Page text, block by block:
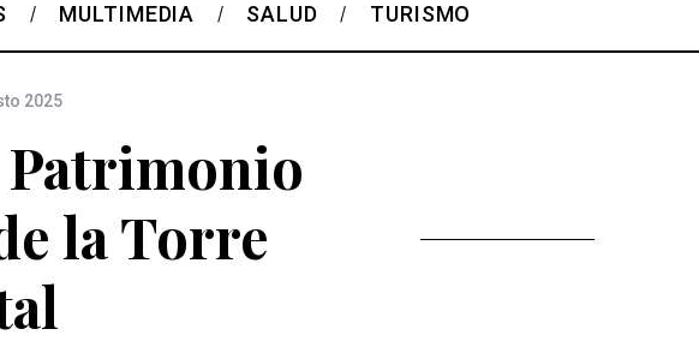
MULTIMEDIA SALUD TURISMO
2025
Patrimonio
la Torre